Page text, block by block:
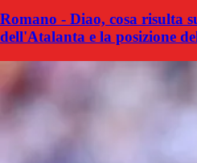
Romano - Diao, cosa risulta
dell'Atalanta e la posizione